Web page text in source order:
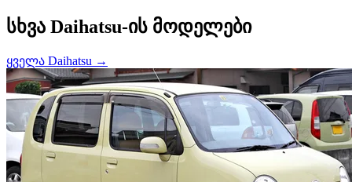
სხვა Daihatsu-ის მოდელები
ყველა Daihatsu →